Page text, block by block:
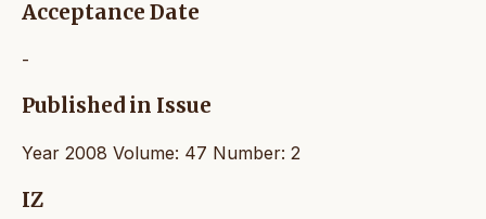
Acceptance Date
-
Published in Issue
Year 2008 Volume: 47 Number: 2
IZ